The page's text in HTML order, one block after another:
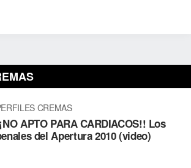
CREMAS
APTO PARA CARDIACOS!! Los
del Apertura 2010 (video)